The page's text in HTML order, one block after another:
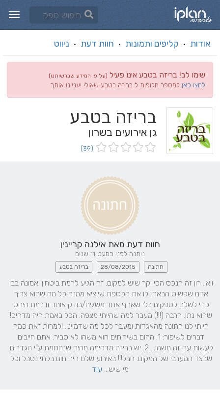
אודות · קליפים ותמונות · חוות דעת · ניווט
שימו לב! בריזה בטבע אינו פעיל (על פי המידע שברשותנו)
לחצו כאן למספר חלופות ל בריזה בטבע שאולי יעניינו אותך
בריזה בטבע
גן אירועים בשרון
(39)
חוות דעת מאת אילנה קריינין
ניתנה לפני כמעט 11 שנים
חתונה 28/08/2015 בריזה בטבע
מי שיש... עוד